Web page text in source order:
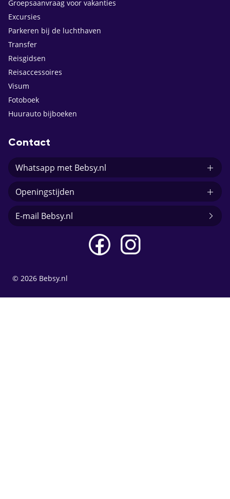
Groepsaanvraag voor vakanties
Excursies
Parkeren bij de luchthaven
Transfer
Reisgidsen
Reisaccessoires
Visum
Fotoboek
Huurauto bijboeken
Contact
Whatsapp met Bebsy.nl
Openingstijden
E-mail Bebsy.nl
© 2026 Bebsy.nl